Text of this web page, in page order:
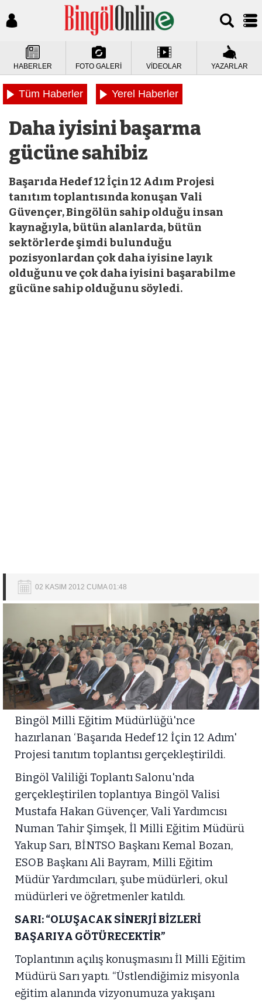
HABERLER FOTO GALERİ VİDEOLAR YAZARLAR
Tüm Haberler Yerel Haberler
Daha iyisini başarma
gücüne sahibiz
Başarıda Hedef 12 İçin 12 Adım Projesi
tanıtım toplantısında konuşan Vali
Güvençer, Bingölün sahip olduğu insan
kaynağıyla, bütün alanlarda, bütün
sektörlerde şimdi bulunduğu
pozisyonlardan çok daha iyisine layık
olduğunu ve çok daha iyisini başarabilme
gücüne sahip olduğunu söyledi.
02 KASIM 2012 CUMA 01:48
Bingöl Milli Eğitim Müdürlüğü'nce
hazırlanan ‘Başarıda Hedef 12 İçin 12 Adım'
Projesi tanıtım toplantısı gerçekleştirildi.
Bingöl Valiliği Toplantı Salonu'nda
gerçekleştirilen toplantıya Bingöl Valisi
Mustafa Hakan Güvençer, Vali Yardımcısı
Numan Tahir Şimşek, İl Milli Eğitim Müdürü
Yakup Sarı, BİNTSO Başkanı Kemal Bozan,
ESOB Başkanı Ali Bayram, Milli Eğitim
Müdür Yardımcıları, şube müdürleri, okul
müdürleri ve öğretmenler katıldı.
SARI: “OLUŞACAK SİNERJİ BİZLERİ
BAŞARIYA GÖTÜRECEKTİR”
Toplantının açılış konuşmasını İl Milli Eğitim
Müdürü Sarı yaptı. “Üstlendiğimiz misyonla
eğitim alanında vizyonumuza yakışanı